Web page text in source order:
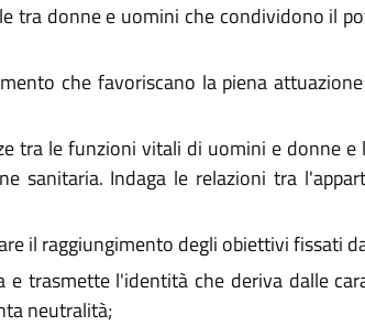
tra donne e uomini che condividono il
che favoriscano la piena
tra le funzioni vitali di uomini e donne e
sanitaria. Indaga le relazioni tra
il raggiungimento degli obiettivi fissati
e trasmette l'identità che deriva dalle
neutralità;